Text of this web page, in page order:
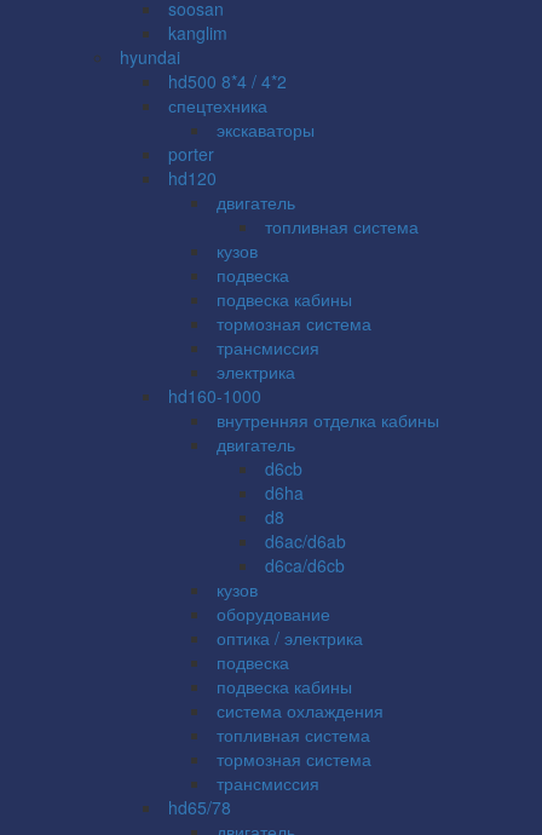
soosan
kanglim
hyundai
hd500 8*4 / 4*2
спецтехника
экскаваторы
porter
hd120
двигатель
топливная система
кузов
подвеска
подвеска кабины
тормозная система
трансмиссия
электрика
hd160-1000
внутренняя отделка кабины
двигатель
d6cb
d6ha
d8
d6ac/d6ab
d6ca/d6cb
кузов
оборудование
оптика / электрика
подвеска
подвеска кабины
система охлаждения
топливная система
тормозная система
трансмиссия
hd65/78